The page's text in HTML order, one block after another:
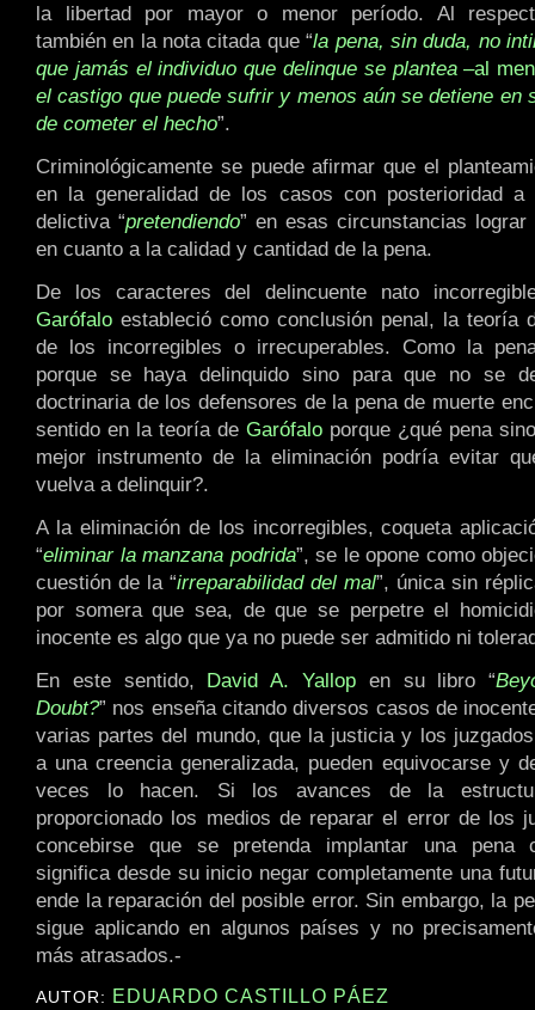
la libertad por mayor o menor período. Al
también en la nota citada que “la pena, sin duda, no
que jamás el individuo que delinque se plantea –al
el castigo que puede sufrir y menos aún se detiene en
de cometer el hecho”.
Criminológicamente se puede afirmar que el
en la generalidad de los casos con posterioridad a
delictiva “pretendiendo” en esas circunstancias
en cuanto a la calidad y cantidad de la pena.
De los caracteres del delincuente nato
Garófalo estableció como conclusión penal, la teoría
de los incorregibles o irrecuperables. Como la
porque se haya delinquido sino para que no se
doctrinaria de los defensores de la pena de muerte
sentido en la teoría de Garófalo porque ¿qué pena
mejor instrumento de la eliminación podría evitar
vuelva a delinquir?.
A la eliminación de los incorregibles, coqueta
“eliminar la manzana podrida”, se le opone como
cuestión de la “irreparabilidad del mal”, única sin
por somera que sea, de que se perpetre el
inocente es algo que ya no puede ser admitido ni
En este sentido, David A. Yallop en su libro “
Doubt?” nos enseña citando diversos casos de
varias partes del mundo, que la justicia y los
a una creencia generalizada, pueden equivocarse y
veces lo hacen. Si los avances de la
proporcionado los medios de reparar el error de los
concebirse que se pretenda implantar una pena
significa desde su inicio negar completamente una
ende la reparación del posible error. Sin embargo, la
sigue aplicando en algunos países y no
más atrasados.-
AUTOR: EDUARDO CASTILLO PÁEZ